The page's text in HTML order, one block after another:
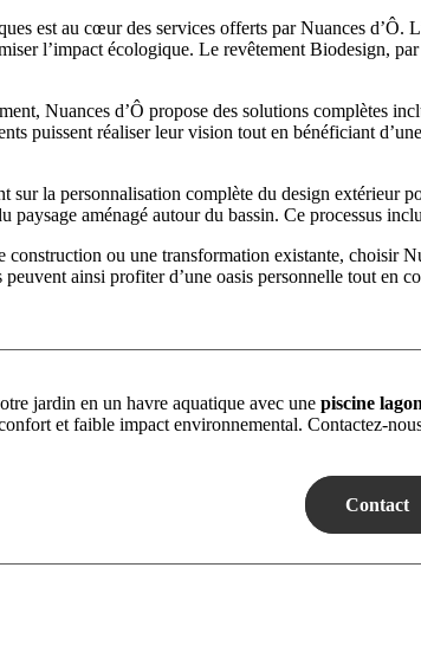
est au cœur des services offerts par Nuances d’Ô.
l’impact écologique. Le revêtement Biodesign,
Nuances d’Ô propose des solutions complètes
puissent réaliser leur vision tout en bénéficiant
sur la personnalisation complète du design extérieur
paysage aménagé autour du bassin. Ce processus
ou une transformation existante, choisir
ainsi profiter d’une oasis personnelle tout en
jardin en un havre aquatique avec une piscine
et faible impact environnemental. Contactez-
Contact